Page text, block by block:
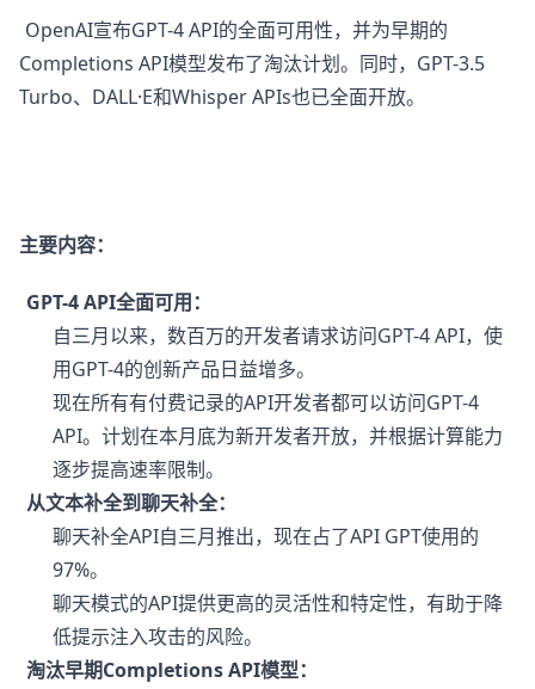
OpenAI宣布GPT-4 API的全面可用性，并为早期的
Completions API模型发布了淘汰计划。同时，GPT-3.5
Turbo、DALL·E和Whisper APIs也已全面开放。
主要内容：
GPT-4 API全面可用：
自三月以来，数百万的开发者请求访问GPT-4 API，使
用GPT-4的创新产品日益增多。
现在所有有付费记录的API开发者都可以访问GPT-4
API。计划在本月底为新开发者开放，并根据计算能力
逐步提高速率限制。
从文本补全到聊天补全：
聊天补全API自三月推出，现在占了API GPT使用的
97%。
聊天模式的API提供更高的灵活性和特定性，有助于降
低提示注入攻击的风险。
淘汰早期Completions API模型：